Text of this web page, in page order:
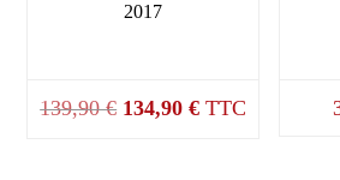
2017
139,90€ Le
134,90€Le
TTC